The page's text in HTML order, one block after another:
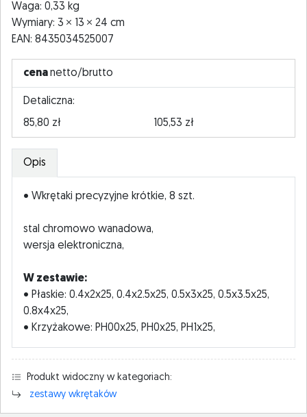
Waga: 0,33 kg
Wymiary: 3
13
24 cm
EAN: 8435034525007
cenanetto/brutto
Detaliczna:
85,80 zł
105,53 zł
Opis
• Wkrętaki precyzyjne krótkie, 8 szt.
stal chromowo wanadowa,
wersja elektroniczna,
W zestawie:
• Płaskie: 0.4x2x25, 0.4x2.5x25, 0.5x3x25, 0.5x3.5x25,
0.8x4x25,
• Krzyżakowe: PH00x25, PH0x25, PH1x25,
Produkt widoczny w kategoriach:
zestawy wkrętaków